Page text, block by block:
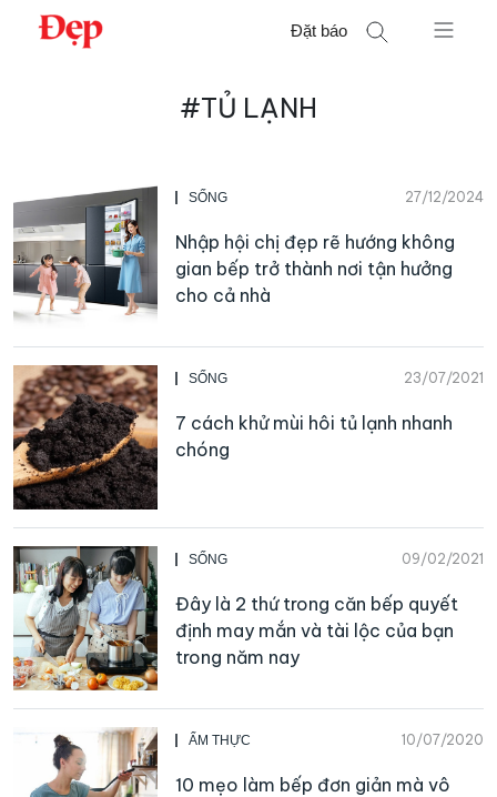
Chuyển
Đặt báo
#TỦ LẠNH
SỐNG 27/12/2024
Nhập hội chị đẹp rẽ hướng không
gian bếp trở thành nơi tận hưởng
cho cả nhà
SỐNG 23/07/2021
7 cách khử mùi hôi tủ lạnh nhanh
chóng
SỐNG 09/02/2021
Đây là 2 thứ trong căn bếp quyết
định may mắn và tài lộc của bạn
trong năm nay
ẨM THỰC 10/07/2020
10 mẹo làm bếp đơn giản mà vô